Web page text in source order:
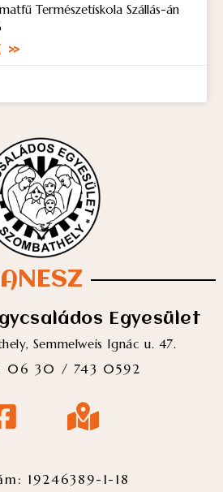
Természetiskola Szállás-án
»
ANESZ
Egyesület
Semmelweis Ignác u. 47.
06 30 / 743 0592
19246389-1-18